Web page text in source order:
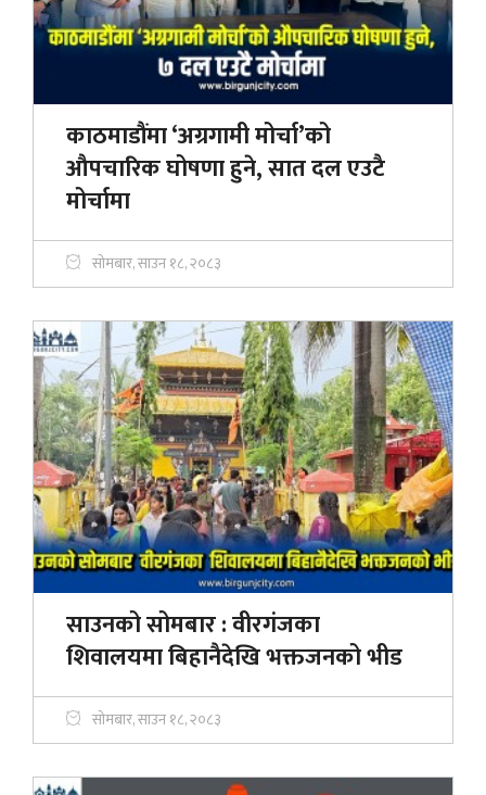
काठमाडौंमा ‘अग्रगामी मोर्चा’को
औपचारिक घोषणा हुने, सात दल एउटै
मोर्चामा
सोमबार, साउन १८, २०८३
साउनको सोमबार : वीरगंजका
शिवालयमा बिहानैदेखि भक्तजनको भीड
सोमबार, साउन १८, २०८३